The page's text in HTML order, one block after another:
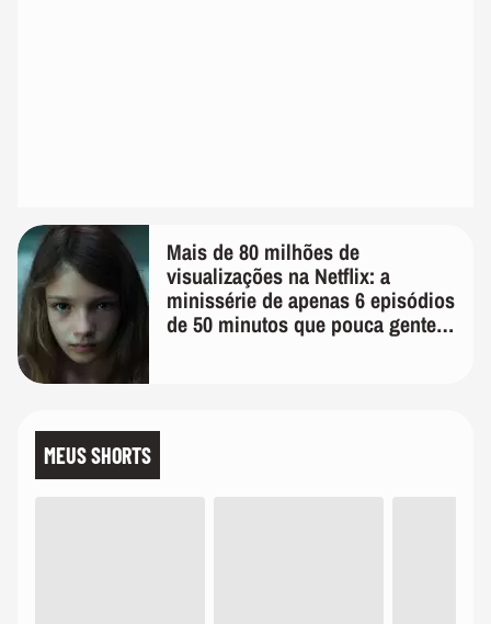
Mais de 80 milhões de
visualizações na Netflix: a
minissérie de apenas 6 episódios
de 50 minutos que pouca gente
MEUS SHORTS